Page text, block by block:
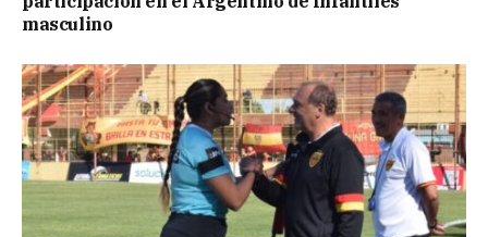
masculino